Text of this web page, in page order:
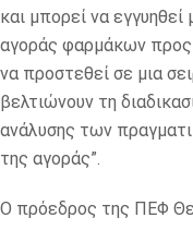
και μπορεί να εγγυηθεί
αγοράς φαρμάκων
να προστεθεί σε μια
βελτιώνουν τη
ανάλυσης των
της αγοράς”.
Ο πρόεδρος της ΠΕΦ